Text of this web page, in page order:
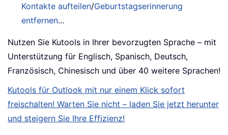
Kontakte aufteilen/Geburtstagserinnerung
entfernen...
Nutzen Sie Kutools in Ihrer bevorzugten Sprache – mit
Unterstützung für Englisch, Spanisch, Deutsch,
Französisch, Chinesisch und über 40 weitere Sprachen!
Kutools für Outlook mit nur einem Klick sofort
freischalten! Warten Sie nicht – laden Sie jetzt herunter
und steigern Sie Ihre Effizienz!